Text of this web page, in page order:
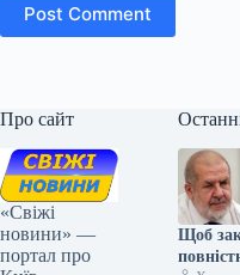
Post Comment
Про сайт
«Свіжі
новини» —
портал про
Щоб